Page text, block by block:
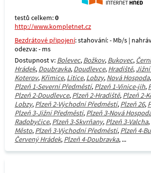
testů celkem:0
http://www.kompletnet.cz
Bezdrátové připojení: stahování: - Mb/s |
odezva: - ms
Dostupnost v: Bolevec, Božkov, Bukovec,
Hrádek, Doubravka, Doudlevce, Hradiště,
Koterov, Křimice, Litice, Lobzy, Nová Hospoda,
Plzeň 1-Severní Předměstí, Plzeň 1-Vinice-jih,
Plzeň 2-Doudlevce, Plzeň 2-Hradiště, Plzeň 2-
Lobzy, Plzeň 2-Východní Předměstí, Plzeň 26,
Plzeň 3-Jižní Předměstí, Plzeň 3-Nová
Radobyčice, Plzeň 3-Skvrňany, Plzeň 3-Valcha,
Město, Plzeň 3-Východní Předměstí, Plzeň 4-
Červený Hrádek, Plzeň 4-Doubravka, ...